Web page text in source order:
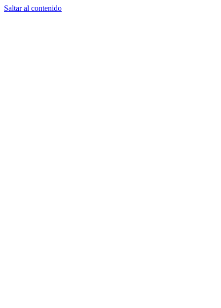
Saltar al contenido